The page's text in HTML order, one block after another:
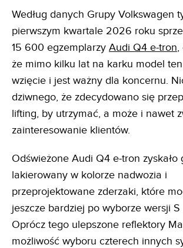
Według danych Grupy Volkswagen
pierwszym kwartale 2026 roku
15 600 egzemplarzy Audi Q4 e-tron,
że mimo kilku lat na karku model
wzięcie i jest ważny dla koncernu.
dziwnego, że zdecydowano się
lifting, by utrzymać, a może i nawet
zainteresowanie klientów.
Odświeżone Audi Q4 e-tron zyskało
lakierowany w kolorze nadwozia i
przeprojektowane zderzaki, które
jeszcze bardziej po wyborze wersji S
Oprócz tego ulepszone reflektory
możliwość wyboru czterech innych